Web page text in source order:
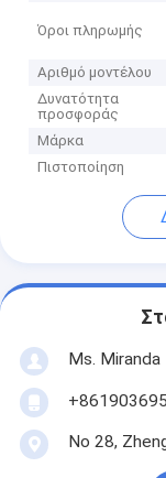
Όροι πληρωμής
Αριθμό μοντέλου
Δυνατότητα
προσφοράς
Μάρκα
Πιστοποίηση
Ms. Miranda
Νο 28,